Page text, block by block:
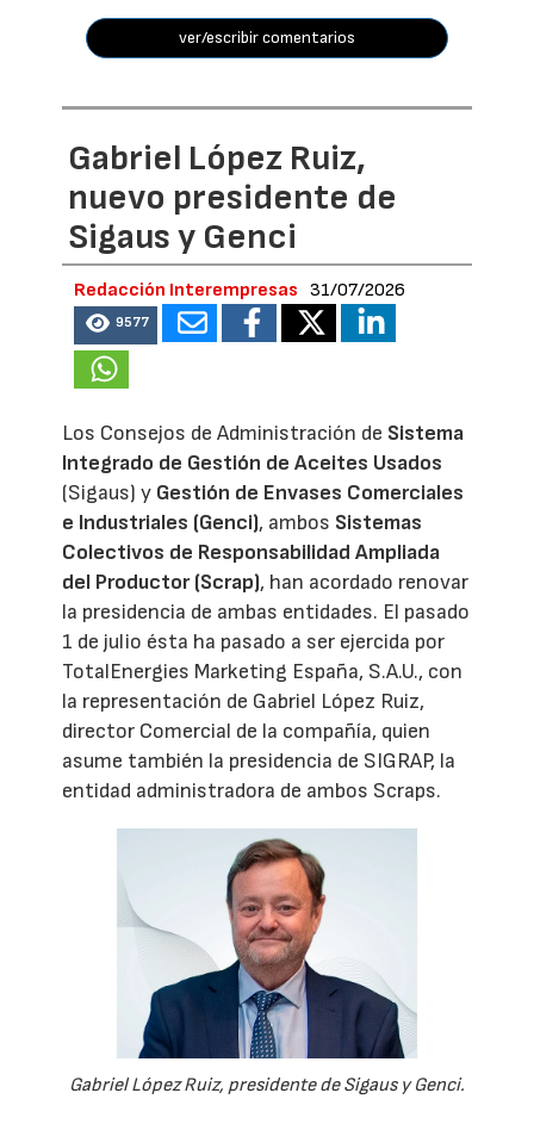
ver/escribir comentarios
Gabriel López Ruiz,
nuevo presidente de
Sigaus y Genci
Redacción Interempresas 31/07/2026
9577
Los Consejos de Administración de Sistema
Integrado de Gestión de Aceites Usados
(Sigaus) y Gestión de Envases Comerciales
e Industriales (Genci), ambos Sistemas
Colectivos de Responsabilidad Ampliada
del Productor (Scrap), han acordado renovar
la presidencia de ambas entidades. El pasado
1 de julio ésta ha pasado a ser ejercida por
TotalEnergies Marketing España, S.A.U., con
la representación de Gabriel López Ruiz,
director Comercial de la compañía, quien
asume también la presidencia de SIGRAP, la
entidad administradora de ambos Scraps.
Gabriel López Ruiz, presidente de Sigaus y Genci.